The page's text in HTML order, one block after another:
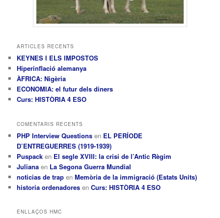
ARTICLES RECENTS
KEYNES I ELS IMPOSTOS
Hiperinflació alemanya
ÀFRICA: Nigèria
ECONOMIA: el futur dels diners
Curs: HISTÒRIA 4 ESO
COMENTARIS RECENTS
PHP Interview Questions en EL PERÍODE
D’ENTREGUERRES (1919-1939)
Puspack en El segle XVIII: la crisi de l’Antic Règim
Juliana en La Segona Guerra Mundial
noticias de trap enMemòria de la immigració (Estats Units)
historia ordenadores enCurs: HISTÒRIA 4 ESO
ENLLAÇOS HMC